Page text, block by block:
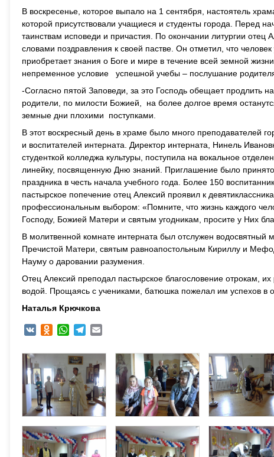
В воскресенье, которое выпало на 1 сентября, настоятель
которой присутствовали учащиеся и студенты города. Перед
таинствам исповеди и причастия. По окончании литургии
словами поздравления к своей пастве. Он отметил, что
приобретает знания о Боге и мире в течение всей земной
непременное условие успешной учебы – послушание
-Согласно пятой Заповеди, за это Господь обещает продлить
родители, по милости Божией, на более долгое время
земные дни плохими поступками.
В этот воскресный день в храме было много преподавателей
и воспитателей интерната. Директор интерната, Нинель
студенткой колледжа культуры, поступила на вокальное
линейку, посвященную Дню знаний. Приглашение было
праздника в честь начала учебного года. Более 150
пастырское попечение отец Алексий проявил к
профессиональным выбором: «Помните, что жизнь каждого
Господу, Божией Матери и святым угодникам, просите у Них
В молитвенной комнате интерната был отслужен
Пречистой Матери, святым равноапостольным Кириллу и
Науму о даровании разумения.
Отец Алексий преподал пастырское благословение отрокам,
водой. Прощаясь с учениками, батюшка пожелал им успехов
Наталья Крючкова
VK Odnoklassniki
WhatsAppTelegram